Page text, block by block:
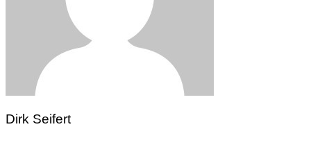
Dirk Seifert